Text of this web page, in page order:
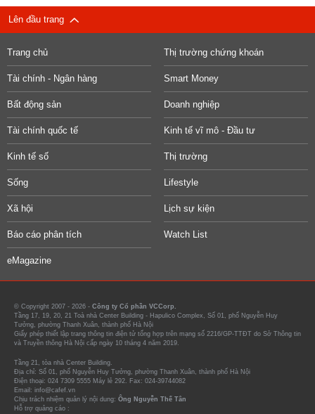
Lên đầu trang
Trang chủ Thị trường chứng khoán
Tài chính - Ngân hàng Smart Money
Bất động sản Doanh nghiệp
Tài chính quốc tế Kinh tế vĩ mô - Đầu tư
Kinh tế số Thị trường
Sống Lifestyle
Xã hội Lịch sự kiện
Báo cáo phân tích Watch List
eMagazine
© Copyright 2007 - 2026 - Công ty Cổ phần VCCorp.
Tầng 17, 19, 20, 21 Toà nhà Center Building - Hapulico Complex, Số 01, phố Nguyễn Huy
Tưởng, phường Thanh Xuân, thành phố Hà Nội
Giấy phép thiết lập trang thông tin điện tử tổng hợp trên mạng số 2216/GP-TTĐT do Sở Thông tin
và Truyền thông Hà Nội cấp ngày 10 tháng 4 năm 2019.
Tầng 21, tòa nhà Center Building.
Địa chỉ: Số 01, phố Nguyễn Huy Tưởng, phường Thanh Xuân, thành phố Hà Nội
Điện thoại: 024 7309 5555 Máy lẻ 292. Fax: 024-39744082
Email: info@cafef.vn
Chịu trách nhiệm quản lý nội dung: Ông Nguyễn Thế Tân
Hỗ trợ quảng cáo :